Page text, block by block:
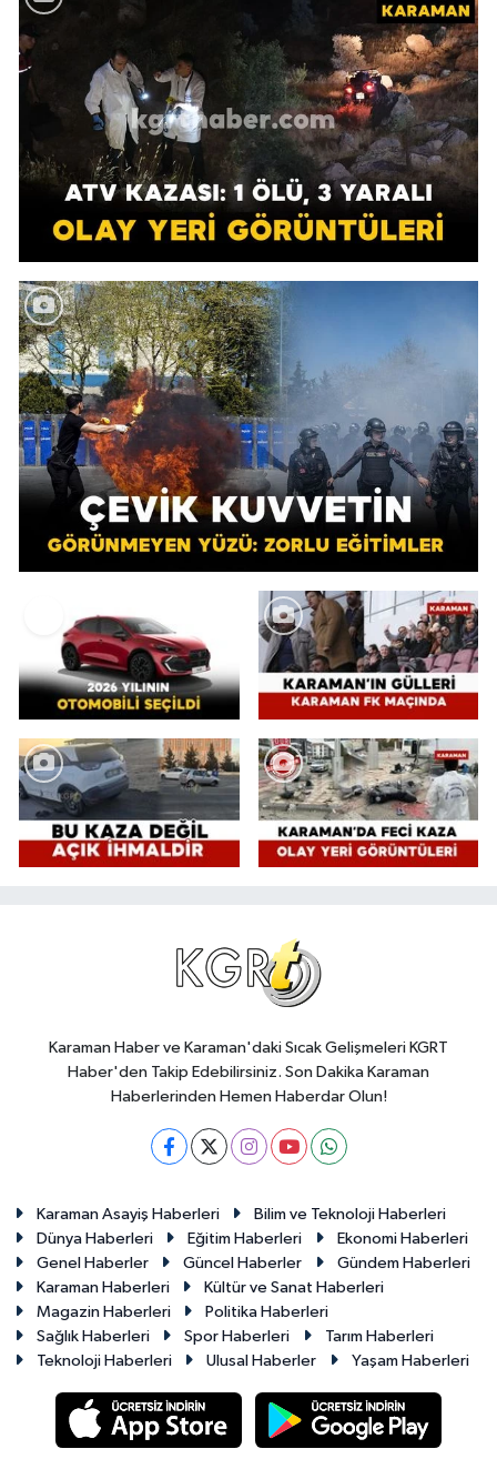
Karaman Haber ve Karaman'daki Sıcak Gelişmeleri KGRT
Haber'den Takip Edebilirsiniz. Son Dakika Karaman
Haberlerinden Hemen Haberdar Olun!
Karaman Asayiş Haberleri
Bilim ve Teknoloji Haberleri
Dünya Haberleri
Eğitim Haberleri
Ekonomi Haberleri
Genel Haberler
Güncel Haberler
Gündem Haberleri
Karaman Haberleri
Kültür ve Sanat Haberleri
Magazin Haberleri
Politika Haberleri
Sağlık Haberleri
Spor Haberleri
Tarım Haberleri
Teknoloji Haberleri
Ulusal Haberler Yaşam Haberleri